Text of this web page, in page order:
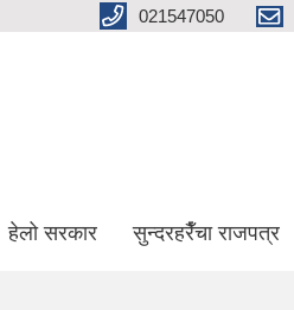
021547050
हेलो सरकार सुन्दरहरैँचा राजपत्र